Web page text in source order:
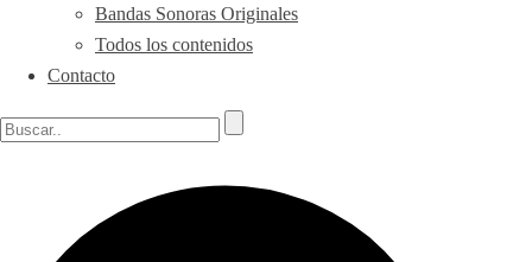
Bandas Sonoras Originales
Todos los contenidos
Contacto